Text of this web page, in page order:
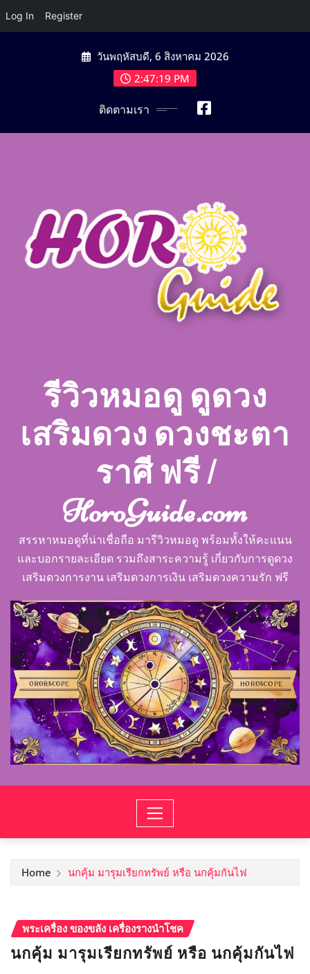
Log In Register
วันพฤหัสบดี, 6 สิงหาคม 2026
2:47:20 PM
ติดตามเรา
รีวิวหมอดู ดูดวง
เสริมดวง ดวงชะตา
ราศี ฟรี |
HoroGuide.com
สรรหาหมอดูที่น่าเชื่อถือ มารีวิวหมอดู พร้อมทั้งให้คะแนน
และบอกรายละเอียด รวมถึงสาระความรู้ เกี่ยวกับการดูดวง
เสริมดวงการงาน เสริมดวงการเงิน เสริมดวงความรัก ฟรี
Home นกคุ้ม มารุมเรียกทรัพย์ หรือ นกคุ้มกันไฟ
พระเครื่อง ของขลัง เครื่องรางนำโชค
นกคุ้ม มารุมเรียกทรัพย์ หรือ นกคุ้มกันไฟ